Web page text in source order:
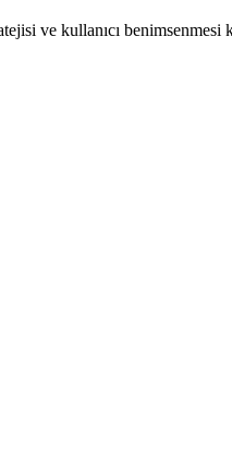
ve kullanıcı benimsenmesi